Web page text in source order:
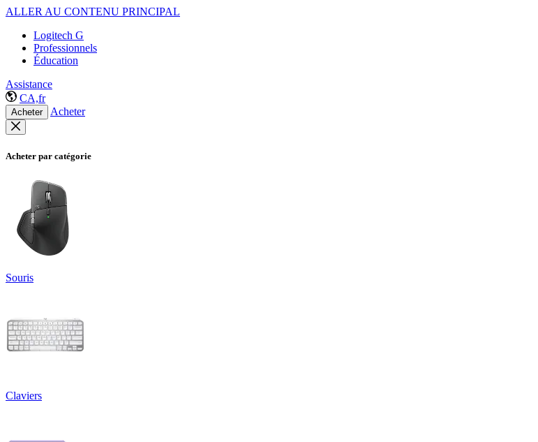
ALLER AU CONTENU PRINCIPAL
Logitech G
Professionnels
Éducation
Assistance
CA,fr
Acheter Acheter
Acheter par catégorie
Souris
Claviers